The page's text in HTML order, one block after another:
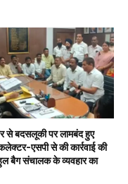
से बदसलूकी पर लामबंद हुए
एसपी से की कार्रवाई की
बैग संचालक के व्यवहार का